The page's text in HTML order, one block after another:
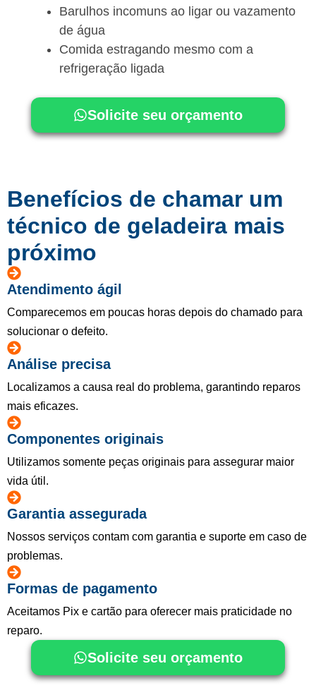
Barulhos incomuns ao ligar ou vazamento
de água
Comida estragando mesmo com a
refrigeração ligada
Solicite seu orçamento
Benefícios de chamar um
técnico de geladeira mais
próximo
Atendimento ágil
Comparecemos em poucas horas depois do chamado para
solucionar o defeito.
Análise precisa
Localizamos a causa real do problema, garantindo reparos
mais eficazes.
Componentes originais
Utilizamos somente peças originais para assegurar maior
vida útil.
Garantia assegurada
Nossos serviços contam com garantia e suporte em caso de
problemas.
Formas de pagamento
Aceitamos Pix e cartão para oferecer mais praticidade no
reparo.
Solicite seu orçamento